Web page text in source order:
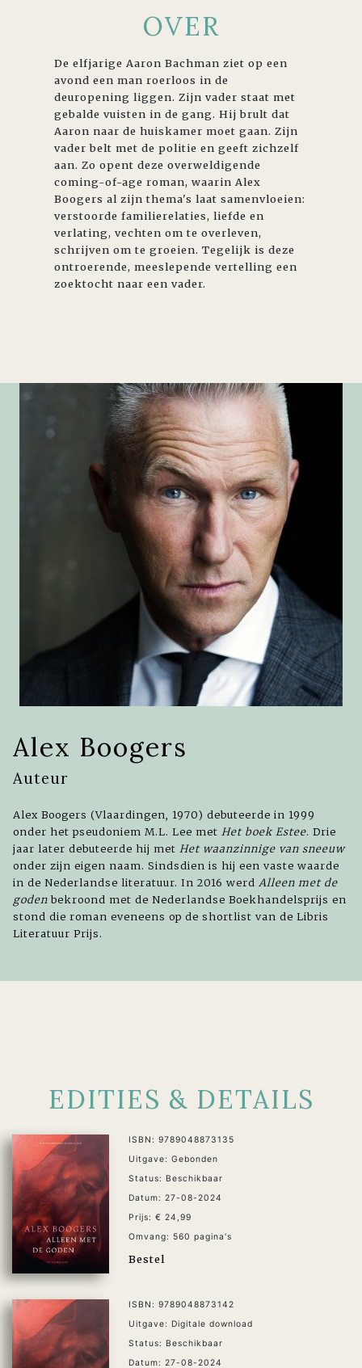
OVER
De elfjarige Aaron Bachman ziet op een
avond een man roerloos in de
deuropening liggen. Zijn vader staat met
gebalde vuisten in de gang. Hij brult dat
Aaron naar de huiskamer moet gaan. Zijn
vader belt met de politie en geeft zichzelf
aan. Zo opent deze overweldigende
coming-of-age roman, waarin Alex
Boogers al zijn thema's laat samenvloeien:
verstoorde familierelaties, liefde en
verlating, vechten om te overleven,
schrijven om te groeien. Tegelijk is deze
ontroerende, meeslepende vertelling een
zoektocht naar een vader.
Alex Boogers
Auteur
Alex Boogers (Vlaardingen, 1970) debuteerde in 1999
onder het pseudoniem M.L. Lee met Het boek Estee. Drie
jaar later debuteerde hij met Het waanzinnige van sneeuw
onder zijn eigen naam. Sindsdien is hij een vaste waarde
in de Nederlandse literatuur. In 2016 werd Alleen met de
godenbekroond met de Nederlandse Boekhandelsprijs en
stond die roman eveneens op de shortlist van de Libris
Literatuur Prijs.
EDITIES & DETAILS
ISBN: 9789048873135
Uitgave: Gebonden
Status: Beschikbaar
Datum: 27-08-2024
Prijs: € 24,99
Omvang: 560 pagina's
Bestel
ISBN: 9789048873142
Uitgave: Digitale download
Status: Beschikbaar
Datum: 27-08-2024